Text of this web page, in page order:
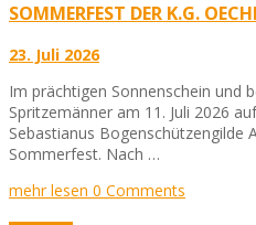
SOMMERFEST DER K.G.
23. Juli 2026
Im prächtigen Sonnenschein und
Spritzemänner am 11. Juli 2026
Sebastianus Bogenschützengilde
Sommerfest. Nach …
mehr lesen 0 Comments